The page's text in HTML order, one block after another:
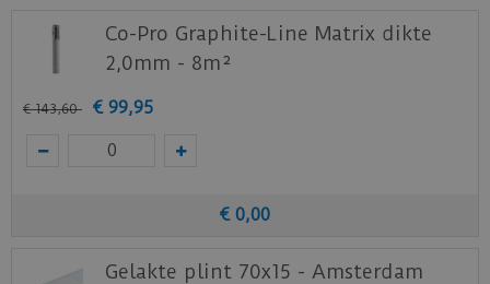
Staal aanvragen
Benieuwd hoe deze nieuwe vloer eruit ziet bij je
nuhiereen staal op van deze vloer bij Ambiant.
Co-Pro Graphite-Line Matrix dikte
2,0mm - 8m²
€ 143,60 € 99,95
€ 0,00
Gelakte plint 70x15 - Amsterdam